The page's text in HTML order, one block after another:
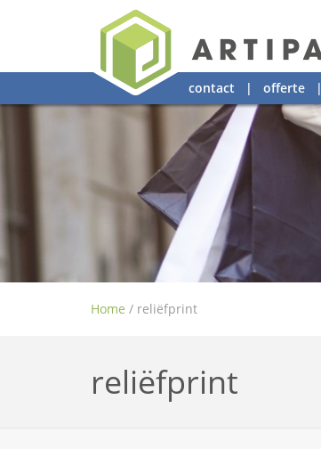
contact | offerte
Home / reliëfprint
reliëfprint